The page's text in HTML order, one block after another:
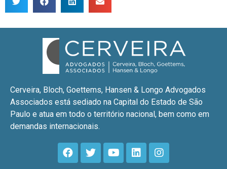
Cerveira, Bloch, Goettems, Hansen & Longo Advogados
Associados está sediado na Capital do Estado de São
Paulo e atua em todo o território nacional, bem como em
demandas internacionais.